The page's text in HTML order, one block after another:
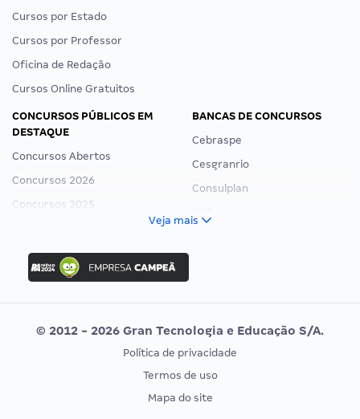
Cursos por Estado
Cursos por Professor
Oficina de Redação
Cursos Online Gratuitos
CONCURSOS PÚBLICOS EM
DESTAQUE
Concursos Abertos
Concursos 2026
Concursos 2025
Concurso Ibama
Concurso MPU
Editais publicados
BANCAS DE CONCURSOS
Cebraspe
Cesgranrio
Consulplan
Vunesp
CONCURSOS POR PROFISSÃO
EXAME DE ORDEM
Veja mais
© 2012 - 2026 Gran Tecnologia e Educação S/A.
Política de privacidade
Termos de uso
Mapa do site